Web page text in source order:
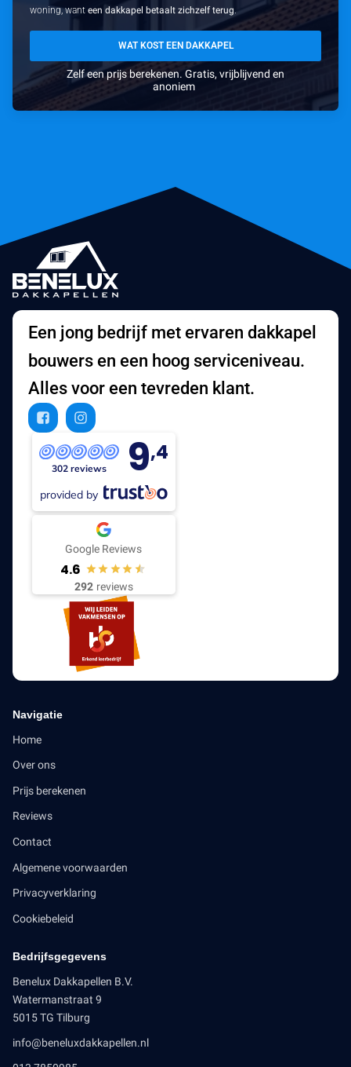
woning, wanteen dakkapel betaalt zichzelf terug
WAT KOST EEN DAKKAPEL
Zelf een prijs berekenen. Gratis, vrijblijvend en
anoniem
Een jong bedrijf met ervaren dakkapel
bouwers en een hoog serviceniveau.
Alles voor een tevreden klant.
302 reviews 9,4
provided by
Google Reviews
4.6
292 reviews
Navigatie
Home
Over ons
Prijs berekenen
Reviews
Contact
Algemene voorwaarden
Privacyverklaring
Cookiebeleid
Bedrijfsgegevens
Benelux Dakkapellen B.V.
Watermanstraat 9
5015 TG Tilburg
info@beneluxdakkapellen.nl